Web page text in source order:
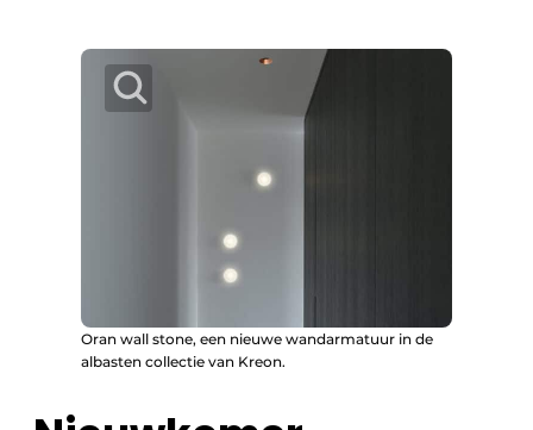
Oran wall stone, een nieuwe wandarmatuur in de
albasten collectie van Kreon.